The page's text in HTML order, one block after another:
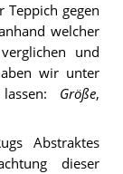
Teppich gegen
welcher
und
wir unter
Größe,
Abstraktes
dieser